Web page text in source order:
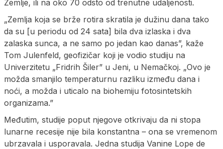
Zemlje, ili na oko 70 odsto od trenutne udaljenosti.
„Zemlja koja se brže rotira skratila je dužinu dana tako
da su [u periodu od 24 sata] bila dva izlaska i dva
zalaska sunca, a ne samo po jedan kao danas”, kaže
Tom Julenfeld, geofizičar koji je vodio studiju na
Univerzitetu „Fridrih Šiler” u Jeni, u Nemačkoj. „Ovo je
možda smanjilo temperaturnu razliku između dana i
noći, a možda i uticalo na biohemiju fotosintetskih
organizama.”
Međutim, studije poput njegove otkrivaju da ni stopa
lunarne recesije nije bila konstantna – ona se vremenom
ubrzavala i usporavala. Jedna studija Vanine Lope de